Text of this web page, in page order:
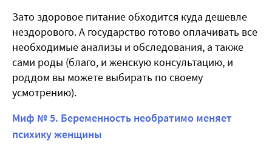
Зато здоровое питание обходится куда дешевле
нездорового. А государство готово оплачивать все
необходимые анализы и обследования, а также
сами роды (благо, и женскую консультацию, и
роддом вы можете выбирать по своему
усмотрению).
Миф № 5. Беременность необратимо меняет
психику женщины